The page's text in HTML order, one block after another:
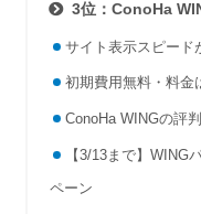
3位：ConoHa
サイト表示スピード
初期費用無料・料金
ConoHa WINGの評判
【3/13まで】WING
ペーン